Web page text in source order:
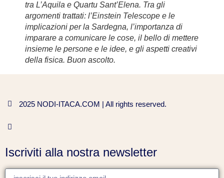
tra L’Aquila e Quartu Sant’Elena. Tra gli
argomenti trattati: l’Einstein Telescope e le
implicazioni per la Sardegna, l’importanza di
imparare a comunicare le cose, il bello di mettere
insieme le persone e le idee, e gli aspetti creativi
della fisica. Buon ascolto.
2025 NODI-ITACA.COM | All rights reserved.
Iscriviti alla nostra newsletter